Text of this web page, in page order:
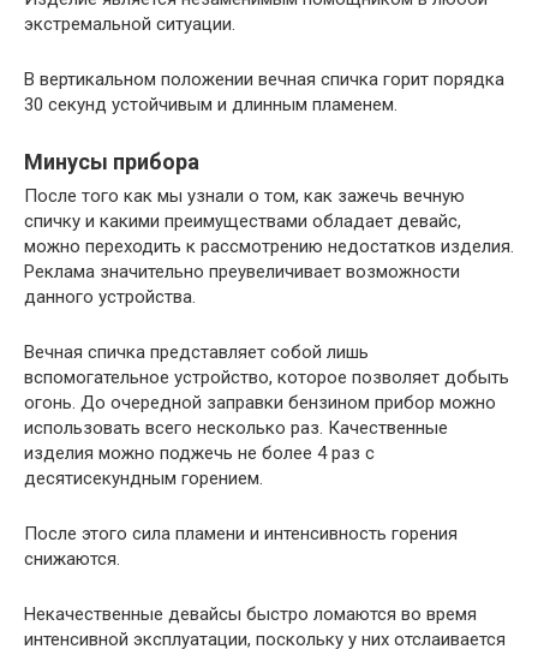
экстремальной ситуации.
В вертикальном положении вечная спичка горит порядка
30 секунд устойчивым и длинным пламенем.
Минусы прибора
После того как мы узнали о том, как зажечь вечную
спичку и какими преимуществами обладает девайс,
можно переходить к рассмотрению недостатков изделия.
Реклама значительно преувеличивает возможности
данного устройства.
Вечная спичка представляет собой лишь
вспомогательное устройство, которое позволяет добыть
огонь. До очередной заправки бензином прибор можно
использовать всего несколько раз. Качественные
изделия можно поджечь не более 4 раз с
десятисекундным горением.
После этого сила пламени и интенсивность горения
снижаются.
Некачественные девайсы быстро ломаются во время
интенсивной эксплуатации, поскольку у них отслаивается